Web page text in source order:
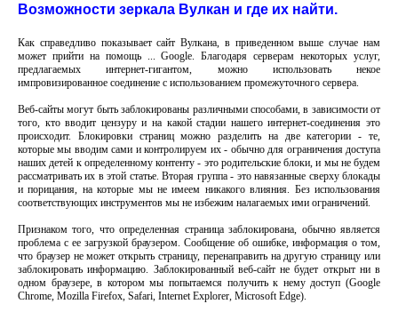
Возможности зеркала Вулкан и где их найти.
Как справедливо показывает сайт Вулкана, в приведенном выше случае нам
может прийти на помощь ... Google. Благодаря серверам некоторых услуг,
предлагаемых интернет-гигантом, можно использовать некое
импровизированное соединение с использованием промежуточного сервера.
Веб-сайты могут быть заблокированы различными способами, в зависимости от
того, кто вводит цензуру и на какой стадии нашего интернет-соединения это
происходит. Блокировки страниц можно разделить на две категории - те,
которые мы вводим сами и контролируем их - обычно для ограничения доступа
наших детей к определенному контенту - это родительские блоки, и мы не будем
рассматривать их в этой статье. Вторая группа - это навязанные сверху блокады
и порицания, на которые мы не имеем никакого влияния. Без использования
соответствующих инструментов мы не избежим налагаемых ими ограничений.
Признаком того, что определенная страница заблокирована, обычно является
проблема с ее загрузкой браузером. Сообщение об ошибке, информация о том,
что браузер не может открыть страницу, перенаправить на другую страницу или
заблокировать информацию. Заблокированный веб-сайт не будет открыт ни в
одном браузере, в котором мы попытаемся получить к нему доступ (Google
Chrome, Mozilla Firefox, Safari, Internet Explorer, Microsoft Edge).